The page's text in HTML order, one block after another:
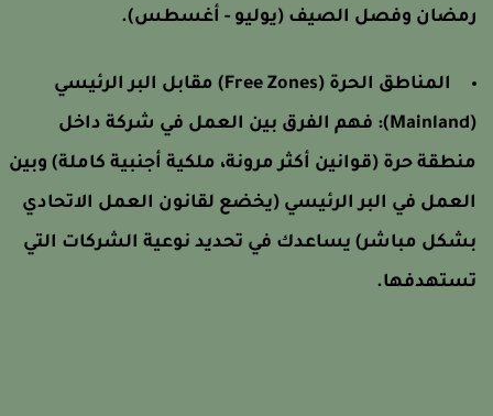
وفصل الصيف (يوليو - أغسطس).
المناطق الحرة (Free Zones) مقابل البر الرئيسي
(Mainland): فهم الفرق بين العمل في شركة داخل
حرة (قوانين أكثر مرونة، ملكية أجنبية كاملة) وبين
في البر الرئيسي (يخضع لقانون العمل الاتحادي
مباشر) يساعدك في تحديد نوعية الشركات التي